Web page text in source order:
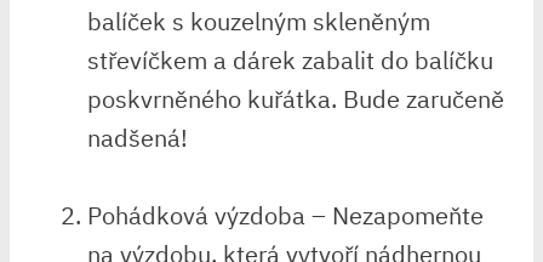
balíček s ​kouzelným skleněným⁢
střevíčkem a dárek zabalit do balíčku
poskvrněného kuřátka. Bude ⁢zaručeně
nadšená!
Pohádková výzdoba – Nezapomeňte
na výzdobu, která vytvoří ⁤nádhernou